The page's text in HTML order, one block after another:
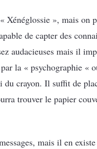
Xénéglossie », mais on
de capter des
audacieuses mais il
la « psychographie «
du crayon. Il suffit de
trouver le papier
mais il en